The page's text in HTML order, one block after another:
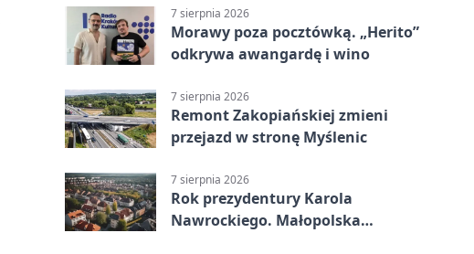
7 sierpnia 2026
Morawy poza pocztówką. „Herito”
odkrywa awangardę i wino
7 sierpnia 2026
Remont Zakopiańskiej zmieni
przejazd w stronę Myślenic
7 sierpnia 2026
Rok prezydentury Karola
Nawrockiego. Małopolska